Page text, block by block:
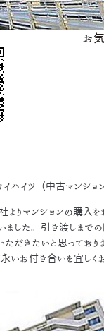
お
ハイツ（中古マンショ
りマンションの購入を
ました。引き渡しまで
だきたいと思っており
いお付き合いを宜しく